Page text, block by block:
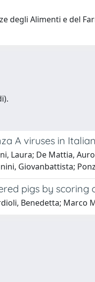
degli Alimenti e del
A viruses in
Laura; De Mattia,
Giovanbattista;
pigs by scoring
Benedetta;